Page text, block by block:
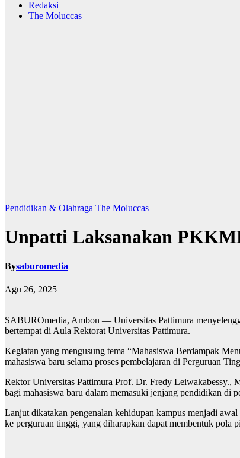
Redaksi
The Moluccas
Pendidikan & Olahraga The Moluccas
Unpatti Laksanakan
Bysaburomedia
Agu 26, 2025
SABUROmedia, Ambon — Universitas Pattimura
bertempat di Aula Rektorat Universitas Pattimura.
Kegiatan yang mengusung tema “Mahasiswa Berdampak
mahasiswa baru selama proses pembelajaran di Perguruan
Rektor Universitas Pattimura Prof. Dr. Fredy Leiwakabessy.,
bagi mahasiswa baru dalam memasuki jenjang pendidikan di
Lanjut dikatakan pengenalan kehidupan kampus menjadi
ke perguruan tinggi, yang diharapkan dapat membentuk pola